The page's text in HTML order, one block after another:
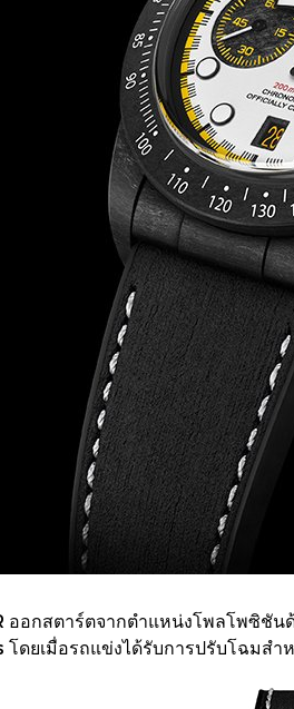
อกสตาร์ตจากตำแหน่งโพลโพซิชัน
โดยเมื่อรถแข่งได้รับการปรับโฉม